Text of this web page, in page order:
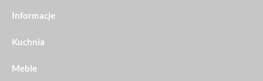
Informacje
Kuchnia
Meble